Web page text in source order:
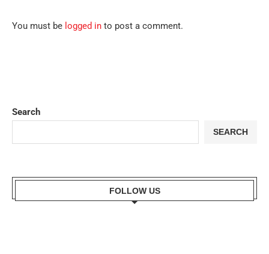
You must be logged in to post a comment.
Search
SEARCH
FOLLOW US